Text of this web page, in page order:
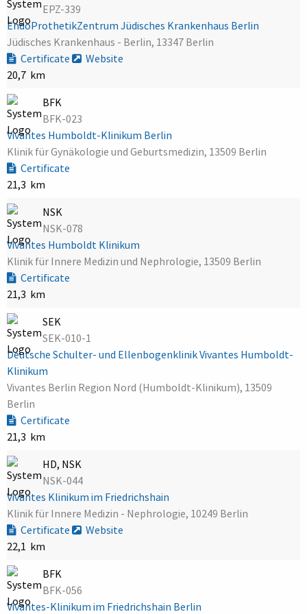
EPZ-339
EndoProthetikZentrum Jüdisches Krankenhaus Berlin
Jüdisches Krankenhaus - Berlin, 13347 Berlin
Certificate
Website
20,7 km
BFK
BFK-023
Vivantes Humboldt-Klinikum Berlin
Klinik für Gynäkologie und Geburtsmedizin, 13509 Berlin
Certificate
21,3 km
NSK
NSK-078
Vivantes Humboldt Klinikum
Klinik für Innere Medizin und Nephrologie, 13509 Berlin
Certificate
21,3 km
SEK
SEK-010-1
Deutsche Schulter- und Ellenbogenklinik Vivantes Humboldt-
Klinikum
Vivantes Berlin Region Nord (Humboldt-Klinikum), 13509
Berlin
Certificate
21,3 km
HD, NSK
NSK-044
Vivantes Klinikum im Friedrichshain
Klinik für Innere Medizin - Nephrologie, 10249 Berlin
Certificate
Website
22,1 km
BFK
BFK-056
Vivantes-Klinikum im Friedrichshain Berlin